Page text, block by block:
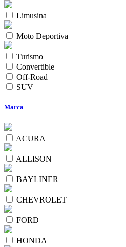
Limusina
Moto Deportiva
Turismo
Convertible
Off-Road
SUV
Marca
ACURA
ALLISON
BAYLINER
CHEVROLET
FORD
HONDA